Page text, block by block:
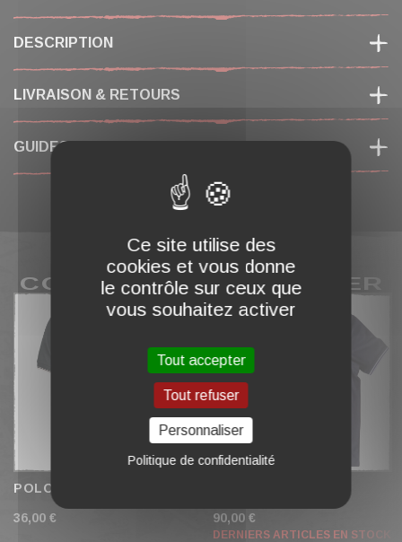
DESCRIPTION
LIVRAISON & RETOURS
GUIDES DES TAILLES
COMPLÉTER MON PANIER
POLO "H CREST" BLANC
36,00 €
90,00 €
DERNIERS ARTICLES EN STOCK
Ce site utilise des
cookies et vous donne
le contrôle sur ceux que
vous souhaitez activer
Tout accepter
Tout refuser
Personnaliser
Politique de confidentialité